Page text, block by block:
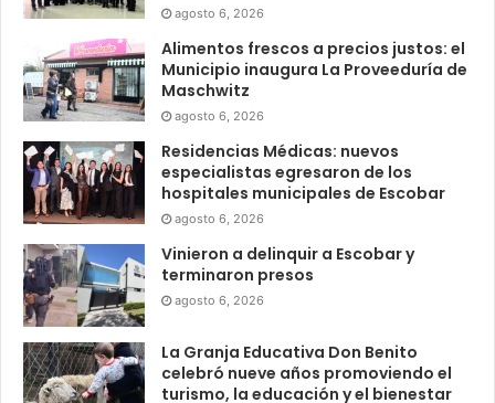
agosto 6, 2026
Alimentos frescos a precios justos: el
Municipio inaugura La Proveeduría de
Maschwitz
agosto 6, 2026
Residencias Médicas: nuevos
especialistas egresaron de los
hospitales municipales de Escobar
agosto 6, 2026
Vinieron a delinquir a Escobar y
terminaron presos
agosto 6, 2026
La Granja Educativa Don Benito
celebró nueve años promoviendo el
turismo, la educación y el bienestar